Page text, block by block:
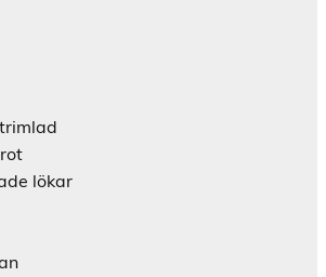
lökar